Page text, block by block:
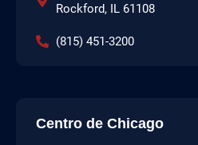
Rockford, IL 61108
(815) 451-3200
Centro de Chicago